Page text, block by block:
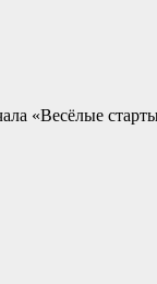
«Весёлые